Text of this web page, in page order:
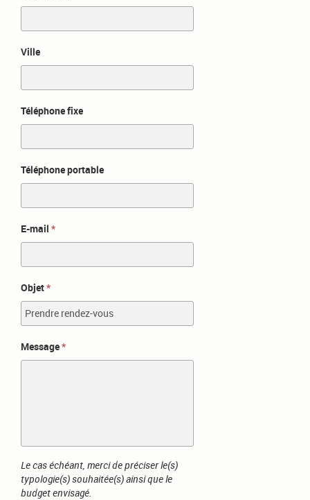
Ville
Téléphone fixe
Téléphone portable
E-mail
Objet
Message
Le cas échéant, merci de préciser le(s)
typologie(s) souhaitée(s) ainsi que le
budget envisagé.